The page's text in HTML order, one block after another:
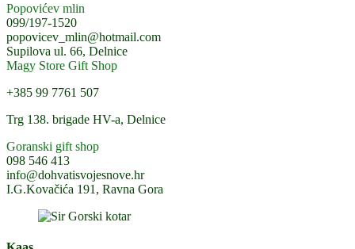
Popovićev mlin
099/197-1520
popovicev_mlin@hotmail.com
Supilova ul. 66, Delnice
Magy Store Gift Shop
+385 99 7761 507
Trg 138. brigade HV-a, Delnice
Goranski gift shop
098 546 413
info@dohvatisvojesnove.hr
I.G.Kovačića 191, Ravna Gora